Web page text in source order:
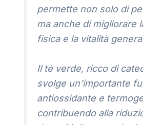
permette non solo di
ma anche di migliorare
fisica e la vitalità
Il tè verde, ricco di
svolge un’importante
antiossidante e
contribuendo alla